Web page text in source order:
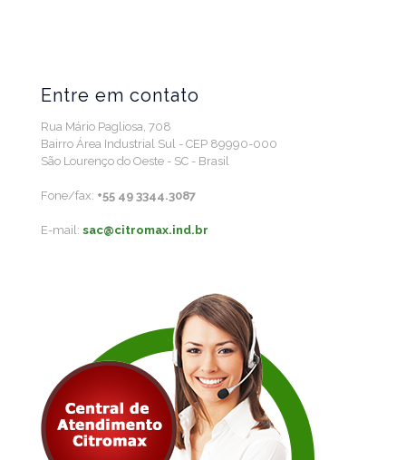
Entre em contato
Rua Mário Pagliosa, 708
Bairro Área Industrial Sul - CEP 89990-000
São Lourenço do Oeste - SC - Brasil
Fone/fax: +55 49 3344.3087
E-mail: sac@citromax.ind.br